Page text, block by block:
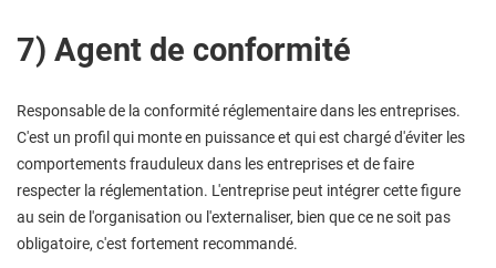
7) Agent de conformité
Responsable de la conformité réglementaire dans les entreprises.
C'est un profil qui monte en puissance et qui est chargé d'éviter les
comportements frauduleux dans les entreprises et de faire
respecter la réglementation. L'entreprise peut intégrer cette figure
au sein de l'organisation ou l'externaliser, bien que ce ne soit pas
obligatoire, c'est fortement recommandé.